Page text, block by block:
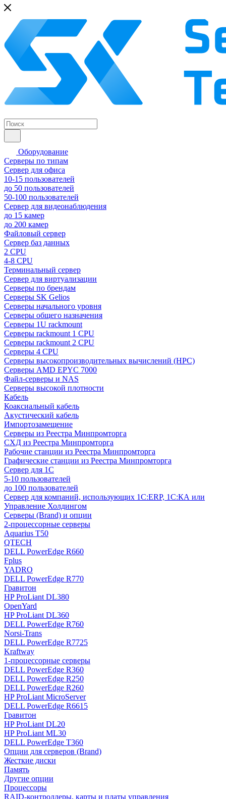
Оборудование
Серверы по типам
Сервер для офиса
10-15 пользователей
до 50 пользователей
50-100 пользователей
Сервер для видеонаблюдения
до 15 камер
до 200 камер
Файловый сервер
Сервер баз данных
2 CPU
4-8 CPU
Терминальный сервер
Сервер для виртуализации
Серверы по брендам
Серверы SK Gelios
Серверы начального уровня
Серверы общего назначения
Серверы 1U rackmount
Серверы rackmount 1 CPU
Серверы rackmount 2 CPU
Серверы 4 CPU
Серверы высокопроизводительных вычислений (HPC)
Серверы AMD EPYC 7000
Файл-серверы и NAS
Серверы высокой плотности
Кабель
Коаксиальный кабель
Акустический кабель
Импортозамещение
Серверы из Реестра Минпромторга
СХД из Реестра Минпромторга
Рабочие станции из Реестра Минпромторга
Графические станции из Реестра Минпромторга
Сервер для 1С
5-10 пользователей
до 100 пользователей
Сервер для компаний, использующих 1C:ERP, 1С:КА или
Управление Холдингом
Серверы (Brand) и опции
2-процессорные серверы
Aquarius T50
QTECH
DELL PowerEdge R660
Fplus
YADRO
DELL PowerEdge R770
Гравитон
HP ProLiant DL380
OpenYard
HP ProLiant DL360
DELL PowerEdge R760
Norsi-Trans
DELL PowerEdge R7725
Kraftway
1-процессорные серверы
DELL PowerEdge R360
DELL PowerEdge R250
DELL PowerEdge R260
HP ProLiant MicroServer
DELL PowerEdge R6615
Гравитон
HP ProLiant DL20
HP ProLiant ML30
DELL PowerEdge T360
Опции для серверов (Brand)
Жесткие диски
Память
Другие опции
Процессоры
RAID-контроллеры, карты и платы управления